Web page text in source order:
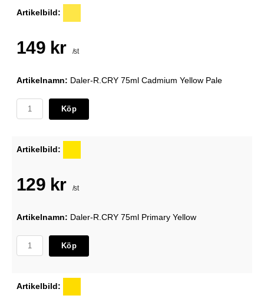
Artikelbild:
149 kr /st
Artikelnamn: Daler-R.CRY 75ml Cadmium Yellow Pale
Köp
Artikelbild:
129 kr /st
Artikelnamn: Daler-R.CRY 75ml Primary Yellow
Köp
Artikelbild: